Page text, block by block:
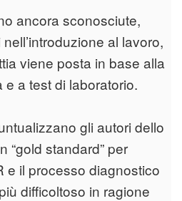
ancora sconosciute,
al lavoro,
viene posta in base alla
a test di laboratorio.
gli autori dello
“gold standard” per
e il processo diagnostico
difficoltoso in ragione